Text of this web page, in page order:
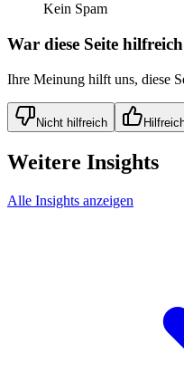
Kein Spam
War diese Seite
Ihre Meinung hilft uns, diese
Nicht hilfreich
Weitere Insights
Alle Insights anzeigen